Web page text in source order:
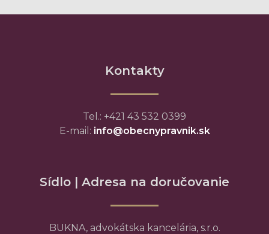
Kontakty
Tel.: +421 43 532 0399
E-mail: info@obecnypravnik.sk
Sídlo | Adresa na doručovanie
BUKNA, advokátska kancelária, s.r.o.